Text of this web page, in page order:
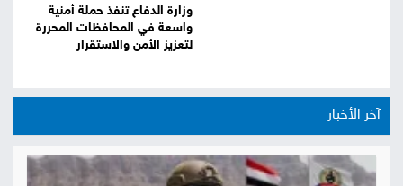
وزارة الدفاع تنفذ حملة أمنية
واسعة في المحافظات المحررة
لتعزيز الأمن والاستقرار
آخر الأخبار